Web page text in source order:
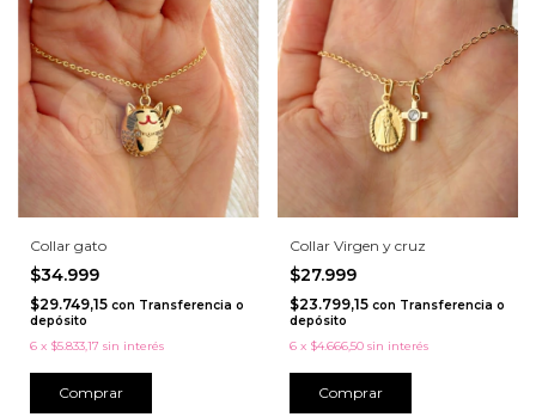
Collar gato
$34.999
$29.749,15 con Transferencia o
depósito
6 x $5.833,17 sin interés
Collar Virgen y cruz
$27.999
$23.799,15 con Transferencia o
depósito
6 x $4.666,50 sin interés